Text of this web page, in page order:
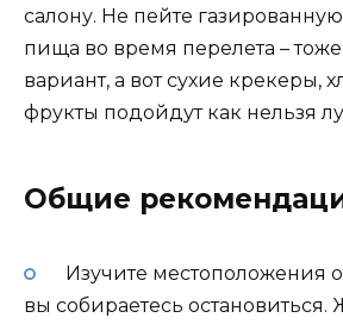
салону. Не пейте
пища во время перелета –
вариант, а вот сухие крекеры,
фрукты подойдут как нельзя
Общие
Изучите местоположения
вы собираетесь остановиться.